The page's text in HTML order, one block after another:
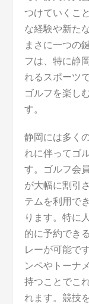
つけていくこ
な経験や新た
まさに一つの
フは、特に静
れるスポーツ
ゴルフを楽し
す。
静岡には多く
れに伴ってゴ
す。ゴルフ会
が大幅に割引
テムを利用で
ります。特に
的に予約でき
レーが可能で
ンペやトーナ
持つことでこ
れます。競技